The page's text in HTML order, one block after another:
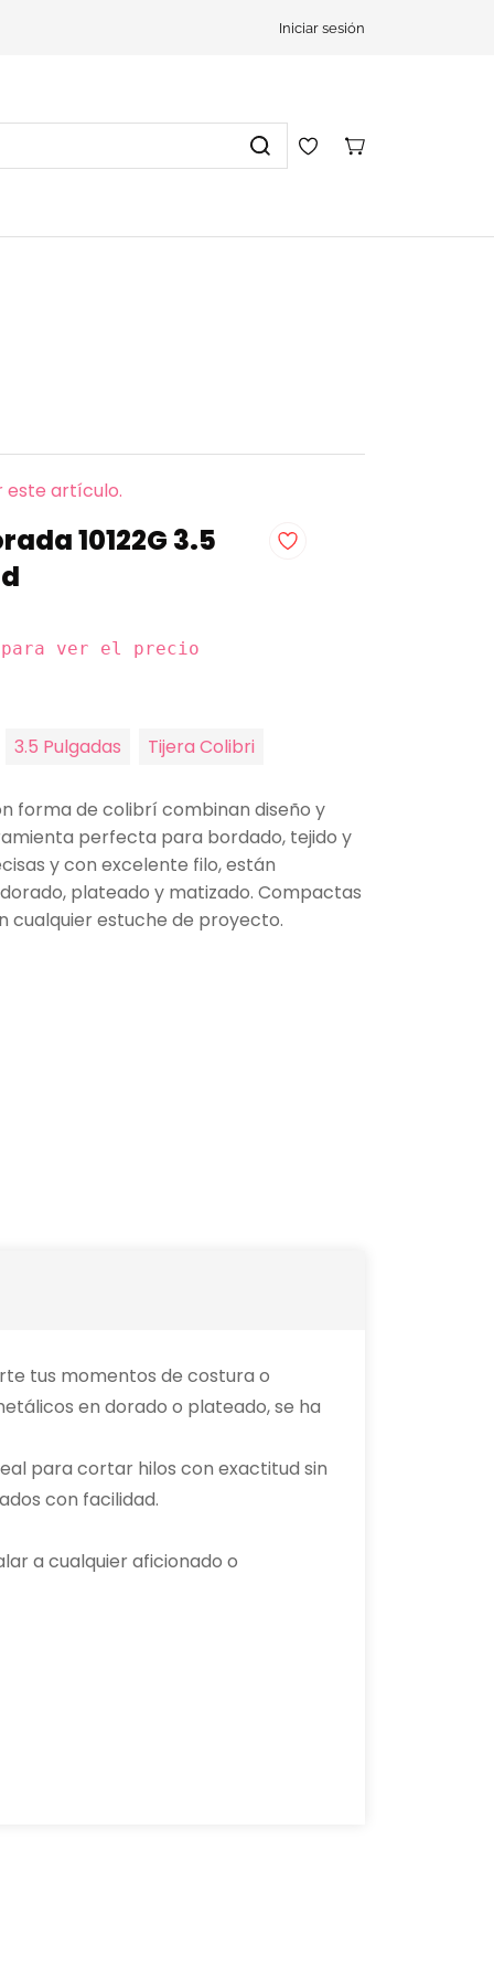
Iniciar sesión
este artículo.
10122G 3.5
ver el precio
3.5 Pulgadas Tijera Colibri
forma de colibrí combinan diseño y
perfecta para bordado, tejido y
y con excelente filo, están
plateado y matizado. Compactas
cualquier estuche de proyecto.
tus momentos de costura o
en dorado o plateado, se ha
para cortar hilos con exactitud sin
con facilidad.
a cualquier aficionado o